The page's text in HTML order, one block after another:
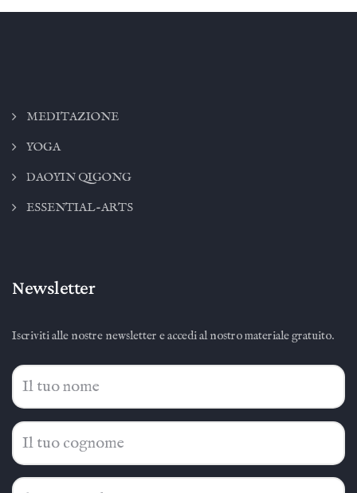
MEDITAZIONE
YOGA
DAOYIN QIGONG
ESSENTIAL-ARTS
Newsletter
Iscriviti alle nostre newsletter e accedi al nostro materiale gratuito.